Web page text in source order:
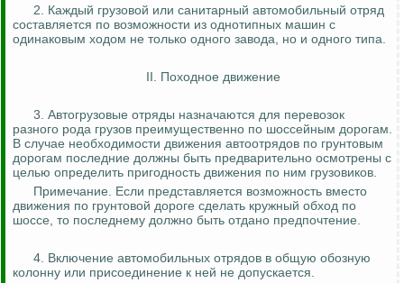
2. Каждый грузовой или санитарный автомобильный отряд
составляется по возможности из однотипных машин с
одинаковым ходом не только одного завода, но и одного типа.
II. Походное движение
3. Автогрузовые отряды назначаются для перевозок
разного рода грузов преимущественно по шоссейным дорогам.
В случае необходимости движения автоотрядов по грунтовым
дорогам последние должны быть предварительно осмотрены с
целью определить пригодность движения по ним грузовиков.
Примечание. Если представляется возможность вместо
движения по грунтовой дороге сделать кружный обход по
шоссе, то последнему должно быть отдано предпочтение.
4. Включение автомобильных отрядов в общую обозную
колонну или присоединение к ней не допускается.